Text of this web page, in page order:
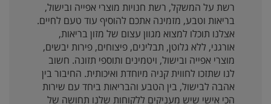
רשת על המשקל, רשת חנויות מוצרי אפייה ובישול,
בריאות וטבע, מזמינה אתכם להוסיף עוד טעם לחיים.
אצלנו תוכלו למצוא מגוון עצום של מזון בריאות,
אורגני, ללא גלוטן, תבלינים, פיצוחים, פירות יבשים,
מוצרי אפייה ובישול, ויטמינים ותוספי תזונה. חשוב
לנו שתזכו לחווית קניה מיוחדת ואיכותית. החיבור בין
אהבה לבישול, בין הטבע והבריאות ביחד עם שירות
הכי אישי שיש מעניקים ללקוחות שלנו תחושה של